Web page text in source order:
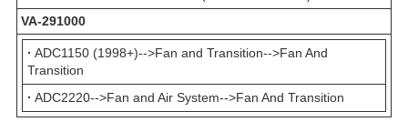
VA-291000
· ADC1150 (1998+)-->Fan and Transition-->Fan And
Transition
· ADC2220-->Fan and Air System-->Fan And Transition